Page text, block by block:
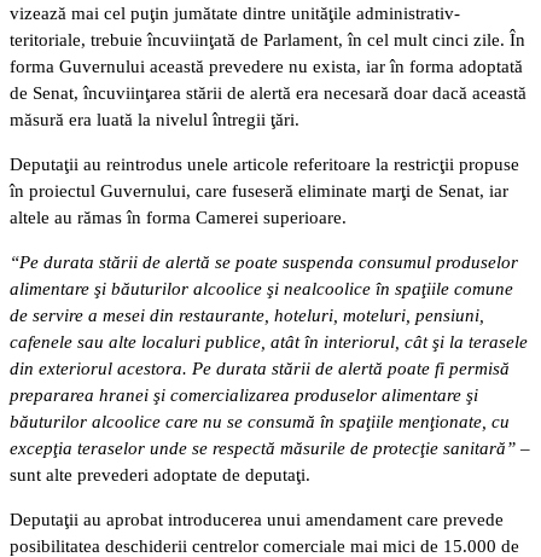
vizează mai cel puţin jumătate dintre unităţile administrativ-
teritoriale, trebuie încuviinţată de Parlament, în cel mult cinci zile. În
forma Guvernului această prevedere nu exista, iar în forma adoptată
de Senat, încuviinţarea stării de alertă era necesară doar dacă această
măsură era luată la nivelul întregii ţări.
Deputaţii au reintrodus unele articole referitoare la restricţii propuse
în proiectul Guvernului, care fuseseră eliminate marţi de Senat, iar
altele au rămas în forma Camerei superioare.
“Pe durata stării de alertă se poate suspenda consumul produselor
alimentare şi băuturilor alcoolice şi nealcoolice în spaţiile comune
de servire a mesei din restaurante, hoteluri, moteluri, pensiuni,
cafenele sau alte localuri publice, atât în interiorul, cât şi la terasele
din exteriorul acestora. Pe durata stării de alertă poate fi permisă
prepararea hranei şi comercializarea produselor alimentare şi
băuturilor alcoolice care nu se consumă în spaţiile menţionate, cu
excepţia teraselor unde se respectă măsurile de protecţie sanitară” –
sunt alte prevederi adoptate de deputaţi.
Deputaţii au aprobat introducerea unui amendament care prevede
posibilitatea deschiderii centrelor comerciale mai mici de 15.000 de